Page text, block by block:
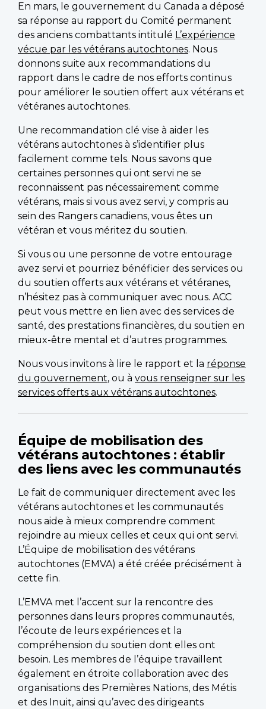
En mars, le gouvernement du Canada a déposé
sa réponse au rapport du Comité permanent
des anciens combattants intitulé L’expérience
vécue par les vétérans autochtones. Nous
donnons suite aux recommandations du
rapport dans le cadre de nos efforts continus
pour améliorer le soutien offert aux vétérans et
vétéranes autochtones.
Une recommandation clé vise à aider les
vétérans autochtones à s’identifier plus
facilement comme tels. Nous savons que
certaines personnes qui ont servi ne se
reconnaissent pas nécessairement comme
vétérans, mais si vous avez servi, y compris au
sein des Rangers canadiens, vous êtes un
vétéran et vous méritez du soutien.
Si vous ou une personne de votre entourage
avez servi et pourriez bénéficier des services ou
du soutien offerts aux vétérans et vétéranes,
n’hésitez pas à communiquer avec nous. ACC
peut vous mettre en lien avec des services de
santé, des prestations financières, du soutien en
mieux-être mental et d’autres programmes.
Nous vous invitons à lire le rapport et la réponse
du gouvernement, ou à vous renseigner sur les
services offerts aux vétérans autochtones.
Équipe de mobilisation des
vétérans autochtones : établir
des liens avec les communautés
Le fait de communiquer directement avec les
vétérans autochtones et les communautés
nous aide à mieux comprendre comment
rejoindre au mieux celles et ceux qui ont servi.
L’Équipe de mobilisation des vétérans
autochtones (EMVA) a été créée précisément à
cette fin.
L’EMVA met l’accent sur la rencontre des
personnes dans leurs propres communautés,
l’écoute de leurs expériences et la
compréhension du soutien dont elles ont
besoin. Les membres de l’équipe travaillent
également en étroite collaboration avec des
organisations des Premières Nations, des Métis
et des Inuit, ainsi qu’avec des dirigeants